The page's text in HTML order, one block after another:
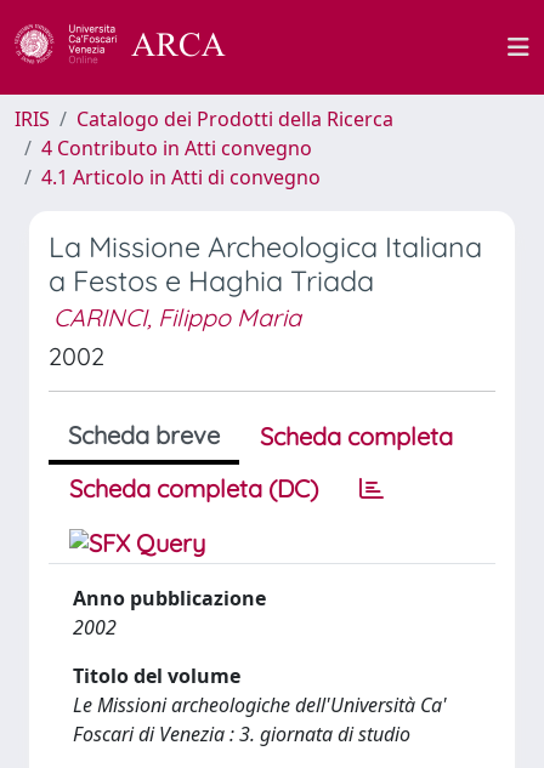
IRIS
Catalogo dei Prodotti della Ricerca
4 Contributo in Atti convegno
4.1 Articolo in Atti di convegno
La Missione Archeologica Italiana
a Festos e Haghia Triada
CARINCI, Filippo Maria
2002
Scheda breve
Scheda completa
Scheda completa (DC)
Anno pubblicazione
2002
Titolo del volume
Le Missioni archeologiche dell'Università Ca'
Foscari di Venezia : 3. giornata di studio